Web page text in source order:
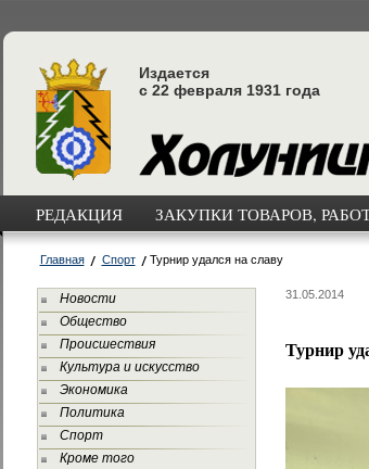
Издается
с 22 февраля 1931 года
РЕДАКЦИЯ ЗАКУПКИ ТОВАРОВ,
Главная Спорт Турнир удался на славу
Новости
Общество
Происшествия
Культура и искусство
Экономика
Политика
Спорт
Кроме того
31.05.2014
Турнир